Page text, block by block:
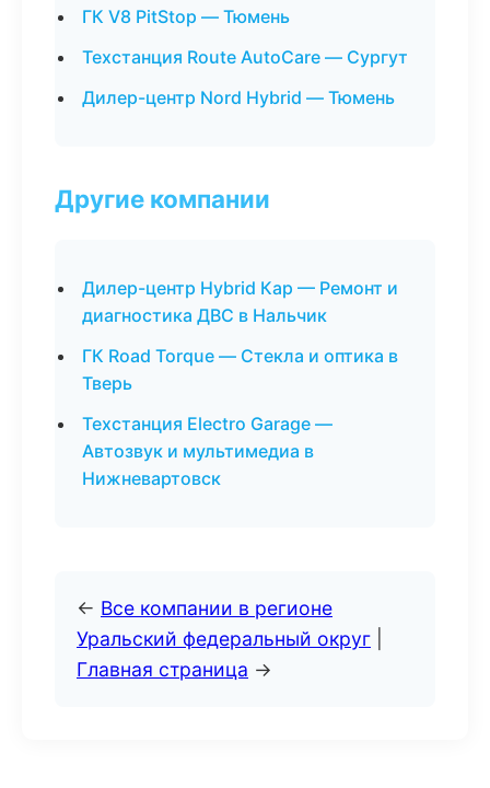
ГК V8 PitStop — Тюмень
Техстанция Route AutoCare — Сургут
Дилер-центр Nord Hybrid — Тюмень
Другие компании
Дилер-центр Hybrid Кар — Ремонт и
диагностика ДВС в Нальчик
ГК Road Torque — Стекла и оптика в
Тверь
Техстанция Electro Garage —
Автозвук и мультимедиа в
Нижневартовск
← Все компании в регионе
Уральский федеральный округ
Главная страница →